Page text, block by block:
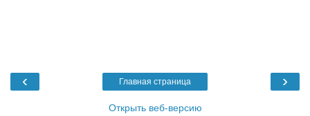
‹ ›
Главная страница
Открыть веб-версию